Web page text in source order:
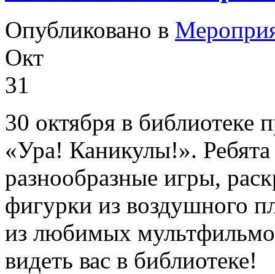
Опубликовано в
Окт
31
30 октября в библиотеке
«Ура! Каникулы!». Ребята
разнообразные игры,
фигурки из воздушного
из любимых
видеть вас в библиотеке!